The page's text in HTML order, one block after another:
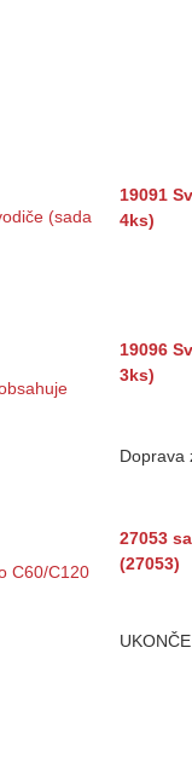
19091
4ks)
19096
3ks)
Doprava
27053
(27053)